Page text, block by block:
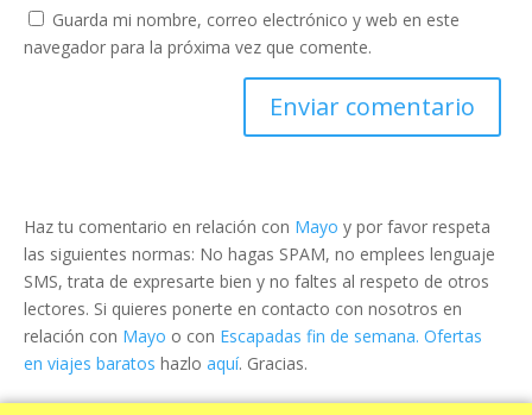
Guarda mi nombre, correo electrónico y web en este
navegador para la próxima vez que comente.
Haz tu comentario en relación con Mayo y por favor respeta
las siguientes normas: No hagas SPAM, no emplees lenguaje
SMS, trata de expresarte bien y no faltes al respeto de otros
lectores. Si quieres ponerte en contacto con nosotros en
relación con Mayo o con Escapadas fin de semana. Ofertas
en viajes baratos hazlo aquí. Gracias.